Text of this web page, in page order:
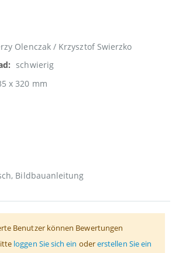
Olenczak / Krzysztof Swierzko
schwierig
x 320 mm
Bildbauanleitung
Benutzer können Bewertungen
loggen Sie sich ein odererstellen Sie ein